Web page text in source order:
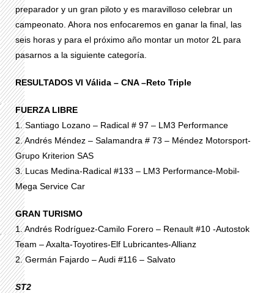
preparador y un gran piloto y es maravilloso celebrar un
campeonato. Ahora nos enfocaremos en ganar la final, las
seis horas y para el próximo año montar un motor 2L para
pasarnos a la siguiente categoría.
RESULTADOS VI Válida – CNA –Reto Triple
FUERZA LIBRE
1. Santiago Lozano – Radical # 97 – LM3 Performance
2. Andrés Méndez – Salamandra # 73 – Méndez Motorsport-
Grupo Kriterion SAS
3. Lucas Medina-Radical #133 – LM3 Performance-Mobil-
Mega Service Car
GRAN TURISMO
1. Andrés Rodríguez-Camilo Forero – Renault #10 -Autostok
Team – Axalta-Toyotires-Elf Lubricantes-Allianz
2. Germán Fajardo – Audi #116 – Salvato
ST2